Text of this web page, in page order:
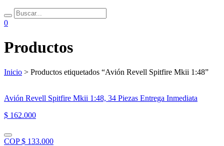
0
Productos
Inicio > Productos etiquetados “Avión Revell Spitfire Mkii 1:48”
Avión Revell Spitfire Mkii 1:48, 34 Piezas Entrega Inmediata
$ 162.000
COP $ 133.000